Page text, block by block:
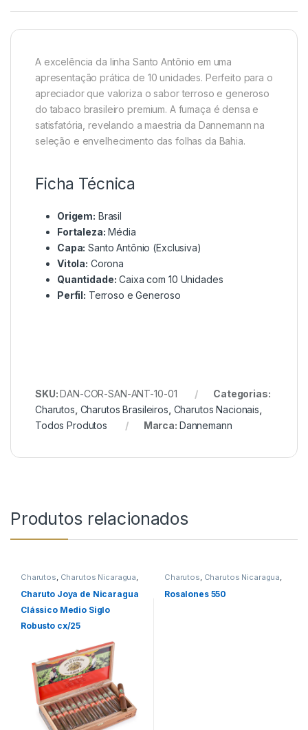
A excelência da linha Santo Antônio em uma
apresentação prática de 10 unidades. Perfeito para o
apreciador que valoriza o sabor terroso e generoso
do tabaco brasileiro premium. A fumaça é densa e
satisfatória, revelando a maestria da Dannemann na
seleção e envelhecimento das folhas da Bahia.
Ficha Técnica
Origem: Brasil
Fortaleza: Média
Capa: Santo Antônio (Exclusiva)
Vitola: Corona
Quantidade: Caixa com 10 Unidades
Perfil: Terroso e Generoso
SKU:DAN-COR-SAN-ANT-10-01
Categorias:
Charutos Charutos Brasileiros Charutos Nacionais
Todos Produtos
Marca: Dannemann
Produtos relacionados
Charutos Charutos Nicaragua
Charutos Off Cuba
Produtos
Charuto Joya de Nicaragua
Clássico Medio Siglo
Robusto cx/25
Charutos Charutos Nicaragua
Charutos Off Cuba
Produtos
Rosalones 550